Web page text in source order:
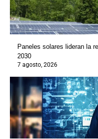
Paneles solares lideran la
2030
7 agosto, 2026